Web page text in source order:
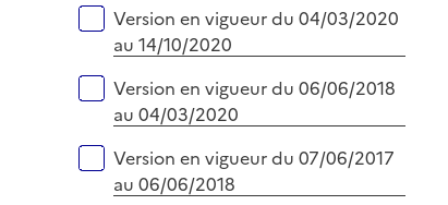
Version en vigueur du 04/03/2020
au 14/10/2020
Version en vigueur du 06/06/2018
au 04/03/2020
Version en vigueur du 07/06/2017
au 06/06/2018